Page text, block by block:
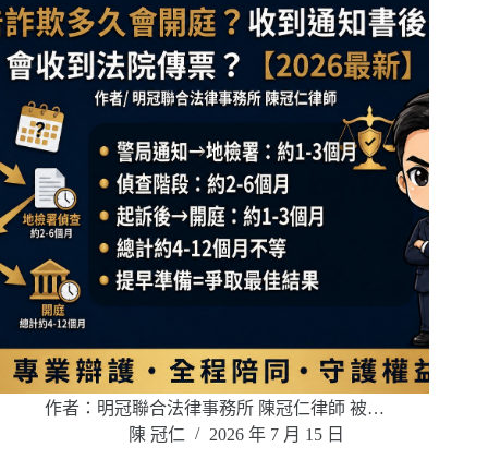
作者：明冠聯合法律事務所 陳冠仁律師 被…
陳 冠仁
2026 年 7 月 15 日